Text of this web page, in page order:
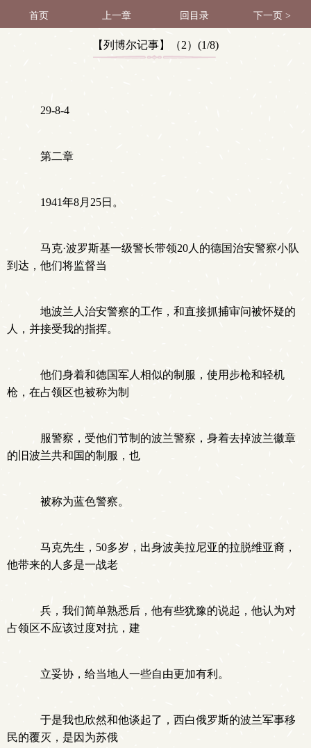
首页 上一章 回目录 下一页 >
【列博尔记事】（2）(1/8)
29-8-4
第二章
1941年8月25日。
马克·波罗斯基一级警长带领20人的德国治安警察小队
到达，他们将监督当
地波兰人治安警察的工作，和直接抓捕审问被怀疑的
人，并接受我的指挥。
他们身着和德国军人相似的制服，使用步枪和轻机
枪，在占领区也被称为制
服警察，受他们节制的波兰警察，身着去掉波兰徽章
的旧波兰共和国的制服，也
被称为蓝色警察。
马克先生，50多岁，出身波美拉尼亚的拉脱维亚裔，
他带来的人多是一战老
兵，我们简单熟悉后，他有些犹豫的说起，他认为对
占领区不应该过度对抗，建
立妥协，给当地人一些自由更加有利。
于是我也欣然和他谈起了，西白俄罗斯的波兰军事移
民的覆灭，是因为苏俄